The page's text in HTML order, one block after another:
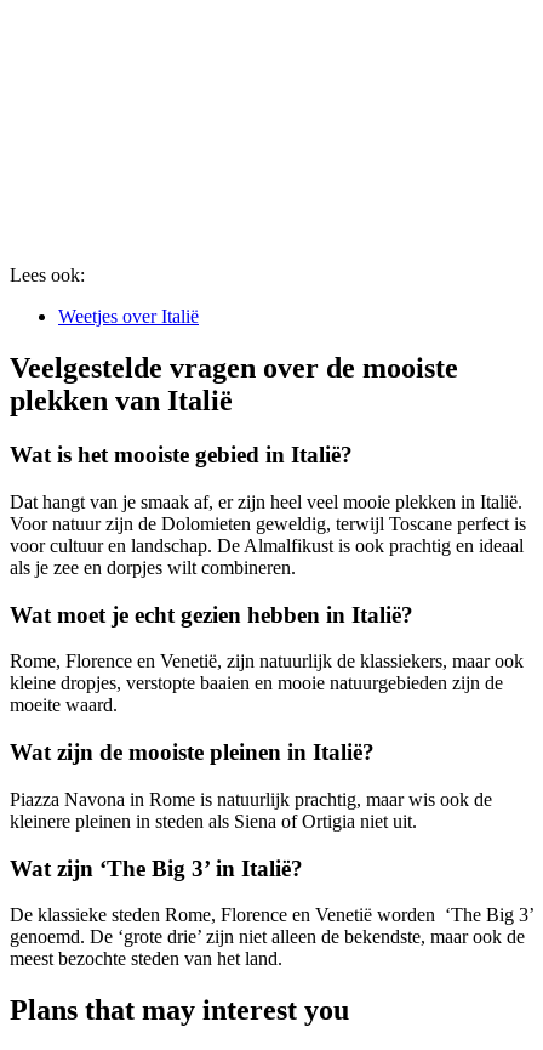
Lees ook:
Weetjes over Italië
Veelgestelde vragen over de mooiste
plekken van Italië
Wat is het mooiste gebied in Italië?
Dat hangt van je smaak af, er zijn heel veel mooie plekken in Italië.
Voor natuur zijn de Dolomieten geweldig, terwijl Toscane perfect is
voor cultuur en landschap. De Almalfikust is ook prachtig en ideaal
als je zee en dorpjes wilt combineren.
Wat moet je echt gezien hebben in Italië?
Rome, Florence en Venetië, zijn natuurlijk de klassiekers, maar ook
kleine dropjes, verstopte baaien en mooie natuurgebieden zijn de
moeite waard.
Wat zijn de mooiste pleinen in Italië?
Piazza Navona in Rome is natuurlijk prachtig, maar wis ook de
kleinere pleinen in steden als Siena of Ortigia niet uit.
Wat zijn ‘The Big 3’ in Italië?
De klassieke steden Rome, Florence en Venetië worden ‘The Big 3’
genoemd. De ‘grote drie’ zijn niet alleen de bekendste, maar ook de
meest bezochte steden van het land.
Plans that may interest you